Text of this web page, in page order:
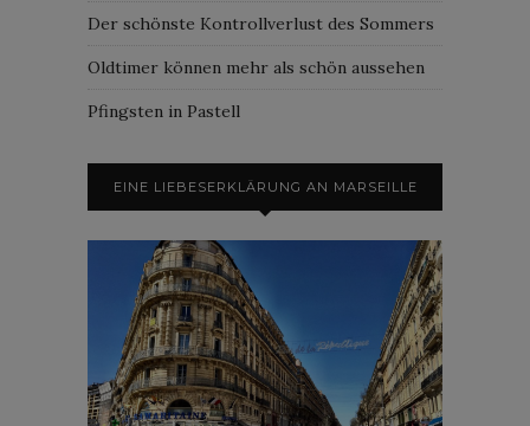
Der schönste Kontrollverlust des Sommers
Oldtimer können mehr als schön aussehen
Pfingsten in Pastell
EINE LIEBESERKLÄRUNG AN MARSEILLE